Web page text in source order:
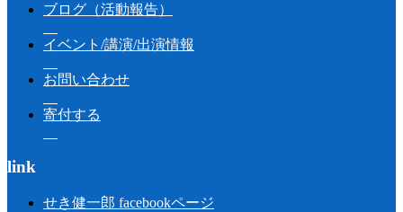
ブログ（活動報告）
イベント/講演/出演情報
お問い合わせ
寄付する
link
せき健一郎 facebookページ